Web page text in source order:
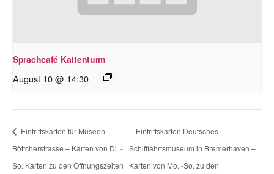
Sprachcafé Kattenturm
August 10 @ 14:30
Eintrittskarten für Museen
Böttcherstrasse – Karten von Di. -
So. Karten zu den Öffnungszeiten
Eintrittskarten Deutsches
Schifffahrtsmuseum in Bremerhaven –
Karten von Mo. -So. zu den